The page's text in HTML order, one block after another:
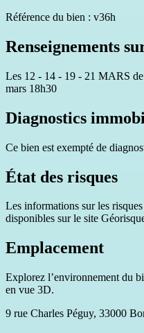
Référence du bien : v36h
Renseignements
Les 12 - 14 - 19 - 21 MARS
mars 18h30
Diagnostics
Ce bien est exempté de
État des risques
Les informations sur les
disponibles sur le site
Emplacement
Explorez l’environnement du
en vue 3D.
9 rue Charles Péguy, 33000